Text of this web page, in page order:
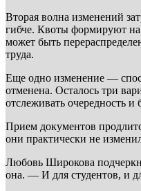
Вторая волна изменений
гибче. Квоты формируют на
может быть
труда.
Еще одно изменение —
отменена. Осталось три
отслеживать очередность
Прием документов
они практически не
Любовь Широкова
она. — И для студентов, и